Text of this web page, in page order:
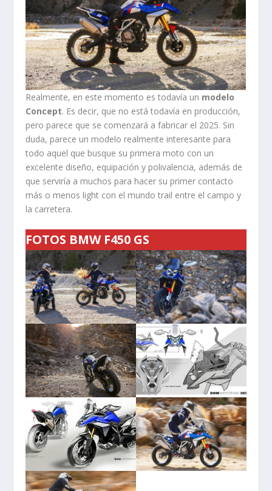
Realmente, en este momento es todavía un modelo
Concept. Es decir, que no está todavía en producción,
pero parece que se comenzará a fabricar el 2025. Sin
duda, parece un modelo realmente interesante para
todo aquel que busque su primera moto con un
excelente diseño, equipación y polivalencia, además de
que serviría a muchos para hacer su primer contacto
más o menos light con el mundo trail entre el campo y
la carretera.
FOTOS BMW F450 GS